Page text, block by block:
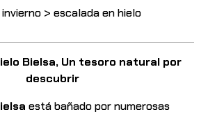
invierno> escalada en hielo
Bielsa, Un tesoro natural por
descubrir
está bañado por numerosas